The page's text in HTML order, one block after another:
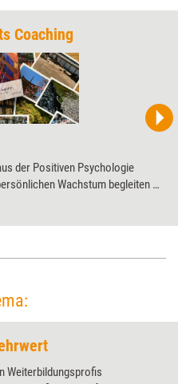
Coaching
der Positiven Psychologie
Wachstum begleiten –
Weiterbildungsprofis